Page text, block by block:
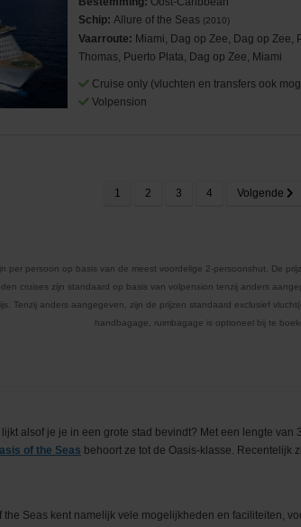
Schip: Allure of the Seas (2010)
Vaarroute: Miami, Dag op Zee, Dag op Zee,
Thomas, Puerto Plata, Dag op Zee, Miami
Cruise only (vluchten en transfers ook
Volpension
1 2 3 4 Volgende
per persoon op basis van de meest voordelige 2-persoonshut. De
cruises zijn standaard op basis van volpension tenzij anders
Tenzij anders aangegeven, zijn de prijzen standaard exclusief
handbagage, ruimbagage is optioneel bij te
alsof je je in een grote stad bevindt? Met een lengte van
of the Seas behoort ze tot de Oasis-klasse. Recentelijk
Seas kent namelijk vele mogelijkheden en faciliteiten,